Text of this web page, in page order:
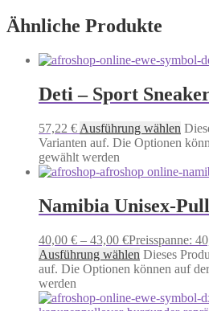
Ähnliche Produkte
Deti – Sport
57,22 € Ausführung wählen
Varianten auf. Die Optionen
gewählt werden
Namibia Unisex-
40,00 € – 43,00 €Preisspanne:
Ausführung wählen Dieses
auf. Die Optionen können auf
werden